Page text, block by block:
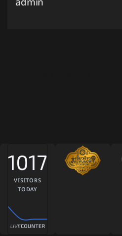
1017
VISITORS
TODAY